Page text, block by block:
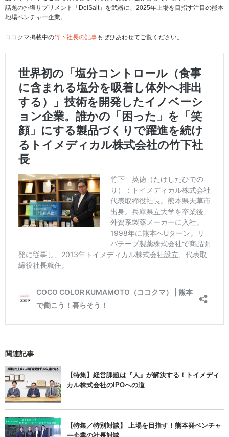
話題の排塩サプリメント「DelSalt」を武器に、2025年上場を目指す注目の熊本
地場ベンチャー企業。
ココクマ掲載中の竹下社長の記事もぜひあわせてご覧ください。
関連記事
【特集】経営課題は『人』が解決する！トイメディ
カル株式会社のIPOへの道
【特集／特別対談】 上場を目指す！熊本発ベンチャ